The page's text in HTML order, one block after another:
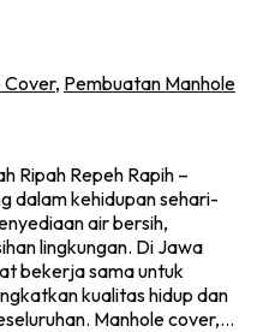
Cover, Pembuatan Manhole
Ripah Repeh Rapih –
dalam kehidupan sehari-
air bersih,
lingkungan. Di Jawa
bekerja sama untuk
kualitas hidup dan
Manhole cover,…